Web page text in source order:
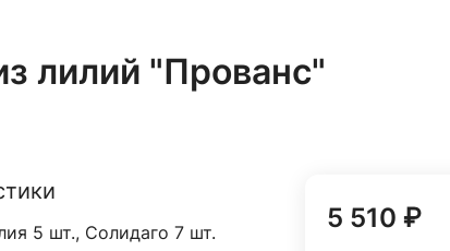
лилий "Прованс"
5 шт., Солидаго 7 шт.
5 510 ₽